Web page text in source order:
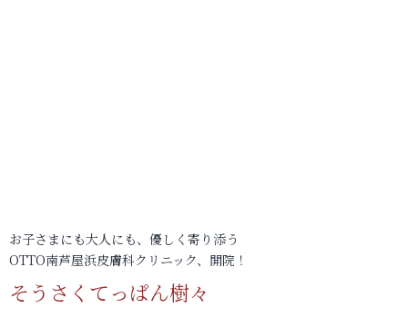
お子さまにも大人にも、優しく寄り添う
OTTO南芦屋浜皮膚科クリニック、開院！
そうさくてっぱん樹々